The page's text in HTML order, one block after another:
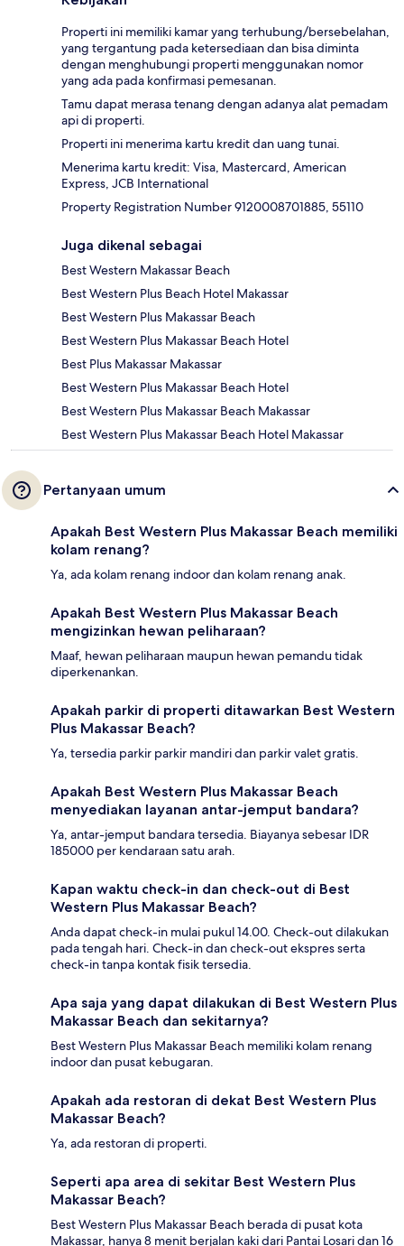
Properti ini memiliki kamar yang terhubung/bersebelahan,
yang tergantung pada ketersediaan dan bisa diminta
dengan menghubungi properti menggunakan nomor
yang ada pada konfirmasi pemesanan.
Tamu dapat merasa tenang dengan adanya alat pemadam
api di properti.
Properti ini menerima kartu kredit dan uang tunai.
Menerima kartu kredit: Visa, Mastercard, American
Express, JCB International
Property Registration Number 9120008701885, 55110
Juga dikenal sebagai
Best Western Makassar Beach
Best Western Plus Beach Hotel Makassar
Best Western Plus Makassar Beach
Best Western Plus Makassar Beach Hotel
Best Plus Makassar Makassar
Best Western Plus Makassar Beach Hotel
Best Western Plus Makassar Beach Makassar
Best Western Plus Makassar Beach Hotel Makassar
Pertanyaan umum
Apakah Best Western Plus Makassar Beach memiliki
kolam renang?
Ya, ada kolam renang indoor dan kolam renang anak.
Apakah Best Western Plus Makassar Beach
mengizinkan hewan peliharaan?
Maaf, hewan peliharaan maupun hewan pemandu tidak
diperkenankan.
Apakah parkir di properti ditawarkan Best Western
Plus Makassar Beach?
Ya, tersedia parkir parkir mandiri dan parkir valet gratis.
Apakah Best Western Plus Makassar Beach
menyediakan layanan antar-jemput bandara?
Ya, antar-jemput bandara tersedia. Biayanya sebesar IDR
185000 per kendaraan satu arah.
Kapan waktu check-in dan check-out di Best
Western Plus Makassar Beach?
Anda dapat check-in mulai pukul 14.00. Check-out dilakukan
pada tengah hari. Check-in dan check-out ekspres serta
check-in tanpa kontak fisik tersedia.
Apa saja yang dapat dilakukan di Best Western Plus
Makassar Beach dan sekitarnya?
Best Western Plus Makassar Beach memiliki kolam renang
indoor dan pusat kebugaran.
Apakah ada restoran di dekat Best Western Plus
Makassar Beach?
Ya, ada restoran di properti.
Seperti apa area di sekitar Best Western Plus
Makassar Beach?
Best Western Plus Makassar Beach berada di pusat kota
Makassar, hanya 8 menit berjalan kaki dari Pantai Losari dan 16